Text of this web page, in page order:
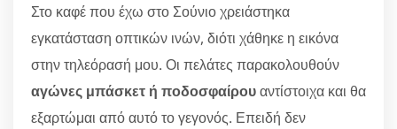
Στο καφέ που έχω στο Σούνιο χρειάστηκα
εγκατάσταση οπτικών ινών, διότι χάθηκε η εικόνα
στην τηλεόρασή μου. Οι πελάτες παρακολουθούν
αγώνες μπάσκετ ή ποδοσφαίρουαντίστοιχα και θα
εξαρτώμαι από αυτό το γεγονός. Επειδή δεν